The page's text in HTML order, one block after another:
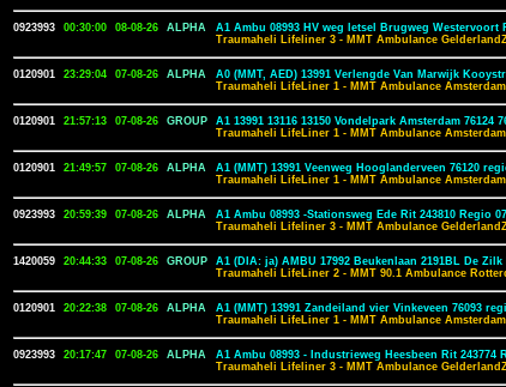
0923993 00:30:00 08-08-26 ALPHA
A1 Ambu 08993 HV weg letsel Brugweg Westervoort
Traumaheli Lifeliner 3 - MMT Ambulance
0120901 23:29:04 07-08-26 ALPHA
A0 (MMT, AED) 13991 Verlengde Van Marwijk
Traumaheli LifeLiner 1 - MMT Ambulance
0120901 21:57:13 07-08-26 GROUP
A1 13991 13116 13150 Vondelpark Amsterdam 76124
Traumaheli LifeLiner 1 - MMT Ambulance
0120901 21:49:57 07-08-26 ALPHA
A1 (MMT) 13991 Veenweg Hooglanderveen 76120
Traumaheli LifeLiner 1 - MMT Ambulance
0923993 20:59:39 07-08-26 ALPHA
A1 Ambu 08993 -Stationsweg Ede Rit 243810 Regio 07
Traumaheli Lifeliner 3 - MMT Ambulance
1420059 20:44:33 07-08-26 GROUP
A1 (DIA: ja) AMBU 17992 Beukenlaan 2191BL De Zilk
Traumaheli LifeLiner 2 - MMT 90.1 Ambulance
0120901 20:22:38 07-08-26 ALPHA
A1 (MMT) 13991 Zandeiland vier Vinkeveen 76093
Traumaheli LifeLiner 1 - MMT Ambulance
0923993 20:17:47 07-08-26 ALPHA
A1 Ambu 08993 - Industrieweg Heesbeen Rit 243774
Traumaheli Lifeliner 3 - MMT Ambulance